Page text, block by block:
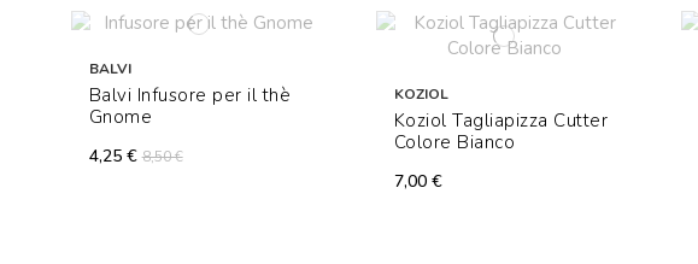
BALVI
Balvi Infusore per il thè
Gnome
4,25 €8,50 €
KOZIOL
Koziol Tagliapizza Cutter
Colore Bianco
7,00 €